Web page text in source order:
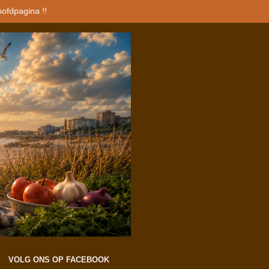
!!
VOLG ONS OP FACEBOOK